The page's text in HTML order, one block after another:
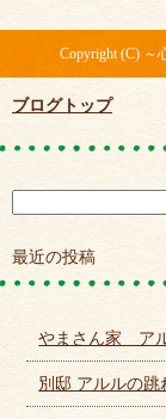
Copyright (C)
ブログトップ
最近の投稿
やまさん家 ア
別邸 アルルの跳